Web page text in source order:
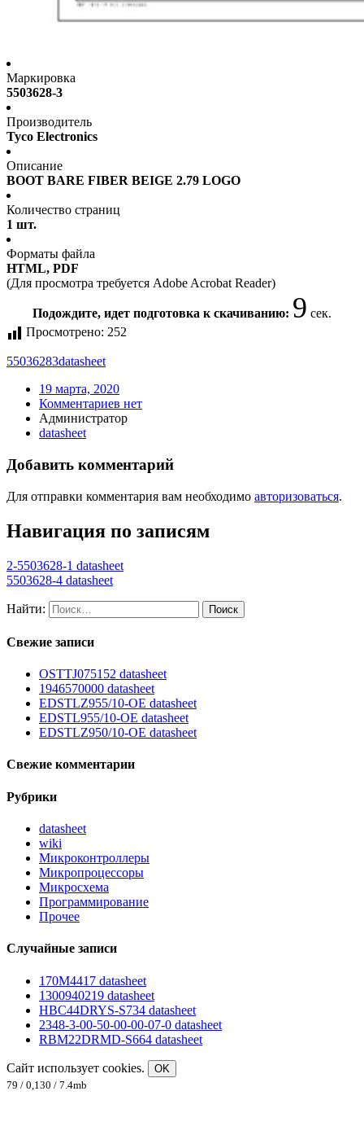
Маркировка
5503628-3
Производитель
Tyco Electronics
Описание
BOOT BARE FIBER BEIGE 2.79 LOGO
Количество страниц
1 шт.
Форматы файла
HTML, PDF
(Для просмотра требуется Adobe Acrobat Reader)
Подождите, идет подготовка к скачиванию: 9 сек.
Просмотрено: 252
55036283datasheet
19 марта, 2020
Комментариев нет
Администратор
datasheet
Добавить комментарий
Для отправки комментария вам необходимо авторизоваться.
Навигация по записям
2-5503628-1 datasheet
5503628-4 datasheet
Найти:
Свежие записи
OSTTJ075152 datasheet
1946570000 datasheet
EDSTLZ955/10-OE datasheet
EDSTL955/10-OE datasheet
EDSTLZ950/10-OE datasheet
Свежие комментарии
Рубрики
datasheet
wiki
Микроконтроллеры
Микропроцессоры
Микросхема
Программирование
Прочее
Случайные записи
170M4417 datasheet
1300940219 datasheet
HBC44DRYS-S734 datasheet
2348-3-00-50-00-00-07-0 datasheet
RBM22DRMD-S664 datasheet
Сайт использует cookies.
OK
79 / 0,130 / 7.4mb